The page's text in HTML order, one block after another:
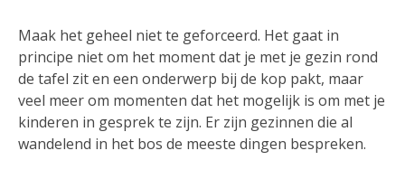
Maak het geheel niet te geforceerd. Het gaat in
principe niet om het moment dat je met je gezin rond
de tafel zit en een onderwerp bij de kop pakt, maar
veel meer om momenten dat het mogelijk is om met je
kinderen in gesprek te zijn. Er zijn gezinnen die al
wandelend in het bos de meeste dingen bespreken.